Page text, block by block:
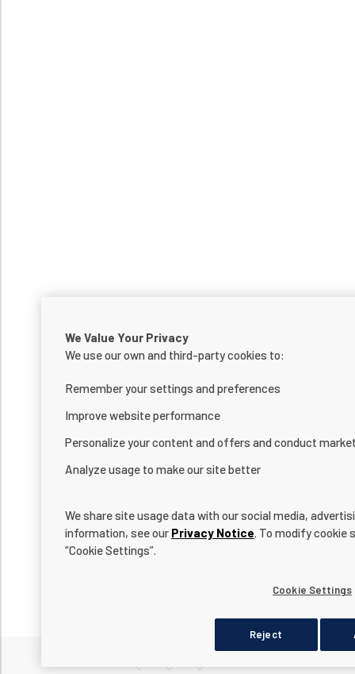
We Value Your Privacy
We use our own and third-party cookies to:
Remember your settings and preferences
Improve website performance
Personalize your content and offers and conduct
Analyze usage to make our site better
We share site usage data with our social media,
information, see our Privacy Notice. To modify cookie
“Cookie Settings”.
Cookie Settings
Reject